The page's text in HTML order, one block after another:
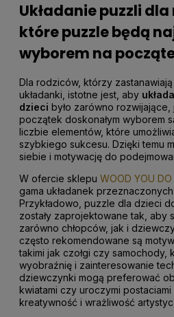
Układanie puzzli
które puzzle będą
wyborem na
Dla rodziców, którzy
układanki, istotne jest, aby
dzieci było zarówno rozwijające,
początek doskonałym wyborem
liczbie elementów, które
szybkiego sukcesu. Dzięki temu
siebie i motywację do
W ofercie sklepu WOOD YOU DO
gama układanek
Przykładowo, puzzle dla dzieci
zostały zaprojektowane tak, aby
zarówno chłopców, jak i
często rekomendowane są
takimi jak czołgi czy samochody,
wyobraźnię i zainteresowanie
dziewczynki mogą preferować
kwiatami czy uroczymi
kreatywność i wrażliwość